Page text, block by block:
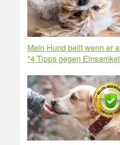
Mein Hund bellt wenn er
*4 Tipps gegen